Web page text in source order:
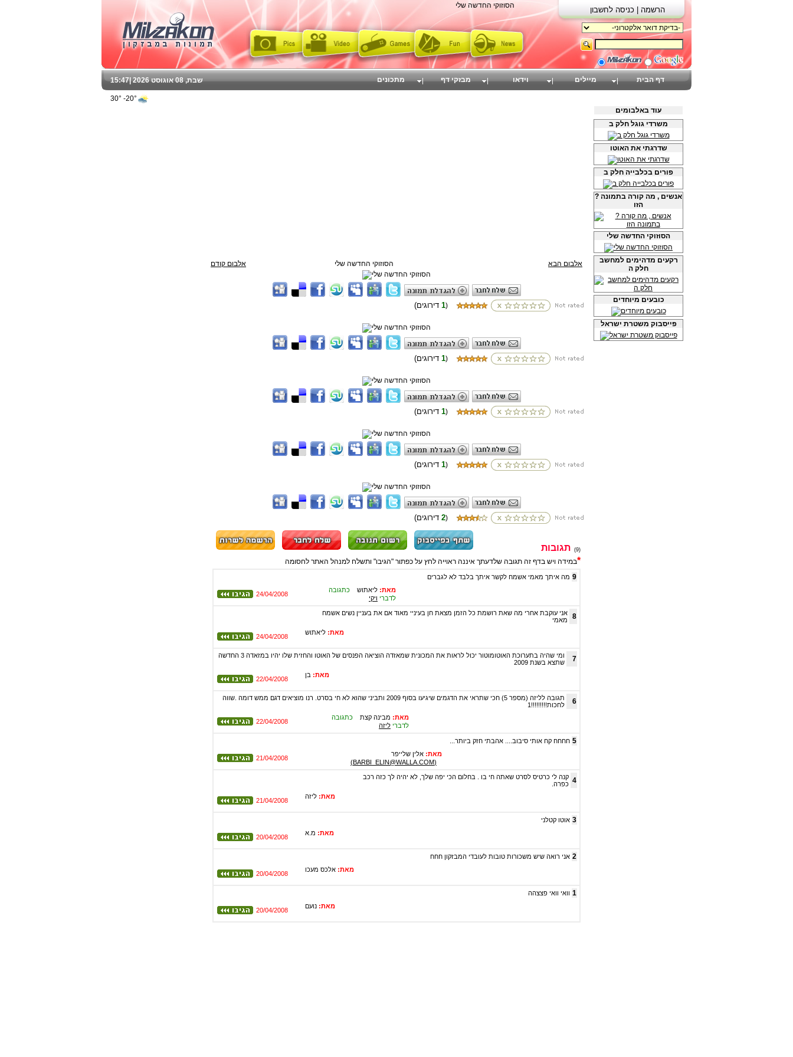
הסוזוקי החדשה שלי
אלבום קודם הסוזוקי החדשה שלי אלבום הבא
1)
1)
1)
1)
2)
(9)
תגובות
*במידה ויש בדף זה תגובה שלדעתך איננה ראוייה לחץ על כפתור "הגיבו" ותשלח למנהל האתר לחסומה
מה איתך מאמי אשמח לקשר איתך בלבד לא לגברים 9
24/04/2008
מאת: ליאתוש
כתגובה
לדברי ויקי
אני עוקבת אחרי מה שאת רושמת כל הזמן מצאת חן בעיניי מאוד אם את בעניין נשים אשמח
מאמי
8
24/04/2008
מאת: ליאתוש
ומי שהיה בתערוכת האוטומוטור יכול לראות את המכונית שמאזדה הוציאה הפנסים של האוטו והחזית שלו יהיו במזאדה 3 החדשה
שתצא בשנת 2009
7
22/04/2008
מאת: בן
תגובה לליזה (מספר 5) חכי שתראי את הדגמים שיגיעו בסוף 2009 ותביני שהוא לא חי בסרט. רנו מוציאים דגם ממש דומה .שווה
לחכות!!!!!!!!!1
6
22/04/2008
מאת: מבינה קצת
כתגובה
לדברי ליזה
חחחח קח אותי סיבוב.... אהבתי חזק ביותר... 5
21/04/2008
מאת: אלין שלייפר
(BARBI_ELIN@WALLA.COM)
קנה לי כרטיס לסרט שאתה חי בו . בחלום הכי יפה שלך, לא יהיה לך כזה רכב
כפרה. 4
21/04/2008
מאת: ליזה
אוטו קטלני 3
20/04/2008
מאת: מ.א
אני רואה שיש משכורות טובות לעובדי המבזקון חחח 2
20/04/2008
מאת: אלכס מעכו
וואי וואי פצצהה 1
20/04/2008
מאת: נועם
עוד באלבומים
משרדי גוגל חלק ב
שדרגתי את האוטו
פורים בכלבייה חלק ב
? אנשים , מה קורה בתמונה
הזו
הסוזוקי החדשה שלי
רקעים מדהימים למחשב
חלק ה
כובעים מיוחדים
פייסבוק משטרת ישראל
15:47 שבת, 08 אוגוסט 2026 | דף הבית מיילים וידאו מבזקי דף מתכונים
20°- 30°
הרשמה | כניסה לחשבון